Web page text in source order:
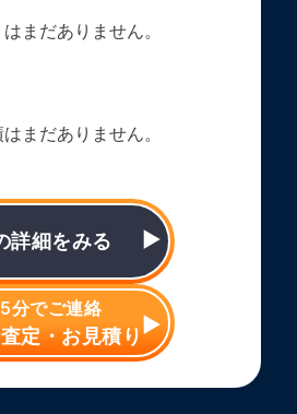
まだありません。
まだありません。
詳細をみる
分でご連絡
定・お見積り